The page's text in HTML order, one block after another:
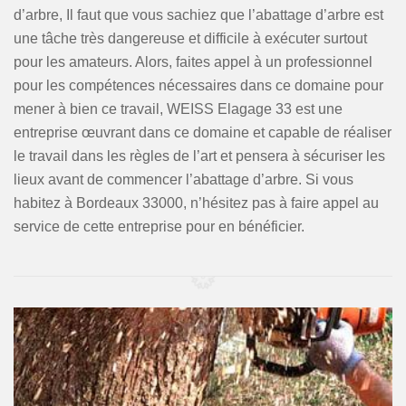
d’arbre, Il faut que vous sachiez que l’abattage d’arbre est
une tâche très dangereuse et difficile à exécuter surtout
pour les amateurs. Alors, faites appel à un professionnel
pour les compétences nécessaires dans ce domaine pour
mener à bien ce travail, WEISS Elagage 33 est une
entreprise œuvrant dans ce domaine et capable de réaliser
le travail dans les règles de l’art et pensera à sécuriser les
lieux avant de commencer l’abattage d’arbre. Si vous
habitez à Bordeaux 33000, n’hésitez pas à faire appel au
service de cette entreprise pour en bénéficier.